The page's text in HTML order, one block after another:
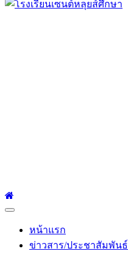
Primary
หน้าแรก
ข่าวสาร/ประชาสัมพันธ์